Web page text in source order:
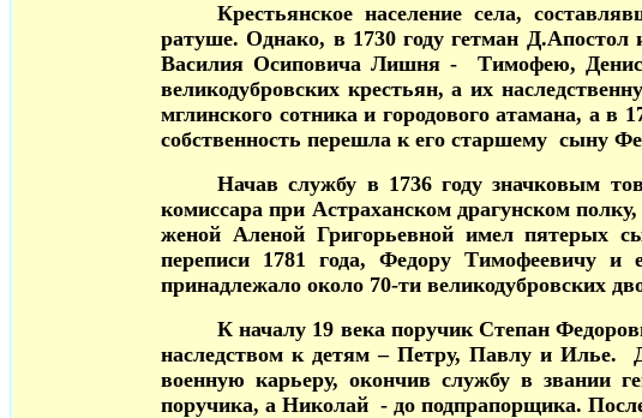
Крестьянское население села,
ратуше. Однако, в 1730 году гетман
Василия Осиповича Лишня - Тимофею,
великодубровских крестьян, а их
мглинского сотника и городового атамана, а в
собственность перешла к его старшему сыну
Начав службу в 1736 году значковым
комиссара при Астраханском драгунском
женой Аленой Григорьевной имел пятерых
переписи 1781 года, Федору Тимофеевичу
принадлежало около 70-ти великодубровских
К началу 19 века поручик Степан
наследством к детям – Петру, Павлу и Илье.
военную карьеру, окончив службу в звании
поручика, а Николай - до подпрапорщика.